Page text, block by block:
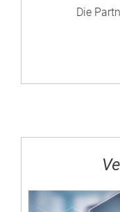
Die